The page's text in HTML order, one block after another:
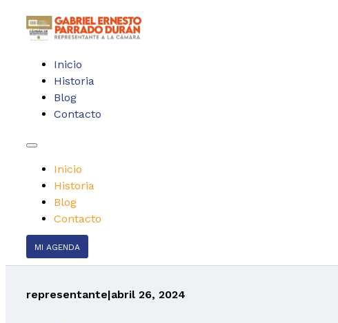
Inicio
Historia
Blog
Contacto
Inicio
Historia
Blog
Contacto
MI AGENDA
representante|abril 26, 2024